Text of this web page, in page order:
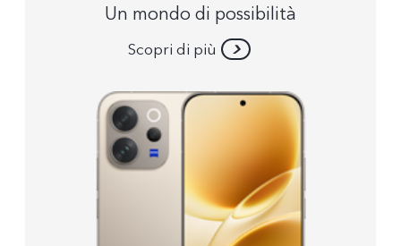
Un mondo di possibilità
Scopri di più